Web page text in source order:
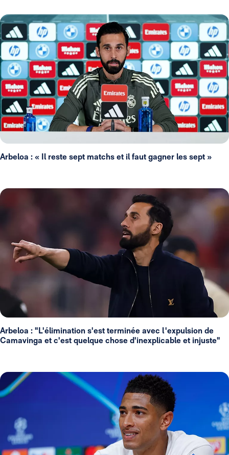
Arbeloa : « Il reste sept matchs et il faut gagner les sept »
Arbeloa : "L'élimination s'est terminée avec l'expulsion de
Camavinga et c'est quelque chose d'inexplicable et injuste"